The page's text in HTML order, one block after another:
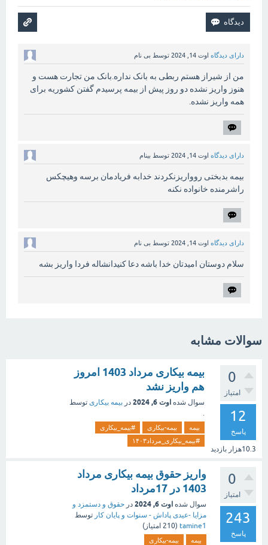
دارای دیدگاه اوت 14, 2024 توسط بی نام
من از شیراز هستم ربطی به بانک نداره.بانک من تجارت هست و
هنوز واریز نشده دو روز پیش از بیمه پرسیدم گفتن کشوریه برای
همه واریز نشده.
دارای دیدگاه اوت 14, 2024 توسط بینام
بیمه بدبختی روواریزنکردند خدابه فریادمان برسه وهیچکس
راشرمنده خانواده نکنه
دارای دیدگاه اوت 14, 2024 توسط بی نام
سلام دوستان امیدتان خدا باشه دعا کنیدانشاله فردا واریز بشه
سوالات مشابه
0
امتیاز
12
پاسخ
10.3هزار بازدید
بیمه بیکاری مرداد 1403 امروز
هم واریز نشد
سوال شده اوت 6, 2024 در بیمه بیکاری توسط
.
بیمه بیمه-بیکاری
#بیمه_بیکاری
#بیمه_بیکاری_مرداد۱۴۰۳
0
امتیاز
243
پاسخ
واریز حقوق بیمه بیکاری مرداد
1403 در 17مرداد
سوال شده اوت 6, 2024 در حقوق و دستمزد و
مزایا -عیدی پاداش - سنوات و پایان کار توسط
tamine1
(
210 امتیاز)
بیمه
بیمه-بیکاری